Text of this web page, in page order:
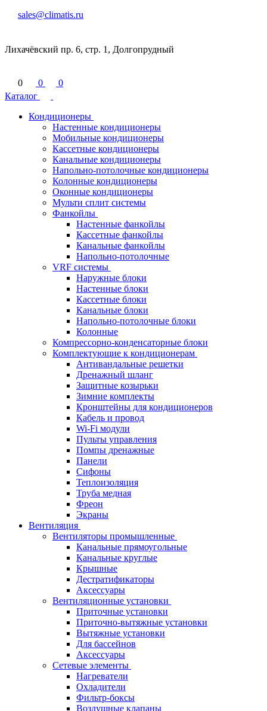
sales@climatis.ru
Лихачёвский пр. 6, стр. 1, Долгопрудный
0 0
0
Каталог
Кондиционеры
Настенные кондиционеры
Мобильные кондиционеры
Кассетные кондиционеры
Канальные кондиционеры
Напольно-потолочные кондиционеры
Колонные кондиционеры
Оконные кондиционеры
Мульти сплит системы
Фанкойлы
Настенные фанкойлы
Кассетные фанкойлы
Канальные фанкойлы
Напольно-потолочные
VRF системы
Наружные блоки
Настенные блоки
Кассетные блоки
Канальные блоки
Напольно-потолочные блоки
Колонные
Компрессорно-конденсаторные блоки
Комплектующие к кондиционерам
Антивандальные решетки
Дренажный шланг
Защитные козырьки
Зимние комплекты
Кронштейны для кондиционеров
Кабель и провод
Wi-Fi модули
Пульты управления
Помпы дренажные
Панели
Сифоны
Теплоизоляция
Труба медная
Фреон
Экраны
Вентиляция
Вентиляторы промышленные
Канальные прямоугольные
Канальные круглые
Крышные
Дестратификаторы
Аксессуары
Вентиляционные установки
Приточные установки
Приточно-вытяжные установки
Вытяжные установки
Для бассейнов
Аксессуары
Сетевые элементы
Нагреватели
Охладители
Фильтр-боксы
Воздушные клапаны